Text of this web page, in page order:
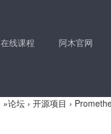
在线课程 阿木官网
»论坛 › 开源项目 ›